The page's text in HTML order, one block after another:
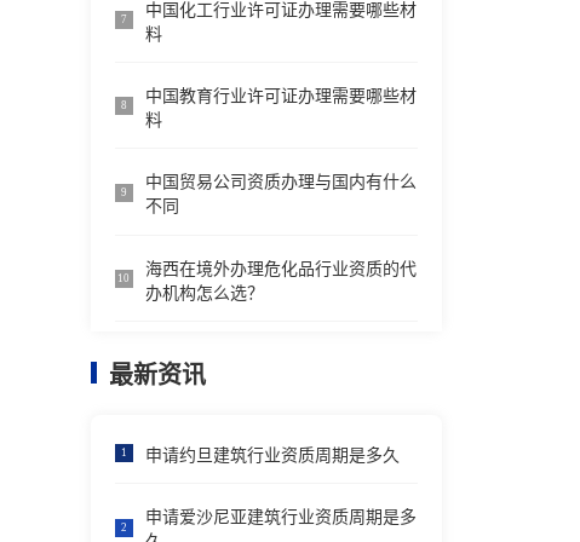
7
中国化工行业许可证办理需要哪些材
料
8
中国教育行业许可证办理需要哪些材
料
9
中国贸易公司资质办理与国内有什么
不同
10
海西在境外办理危化品行业资质的代
办机构怎么选？
最新资讯
1 申请约旦建筑行业资质周期是多久
2
申请爱沙尼亚建筑行业资质周期是多